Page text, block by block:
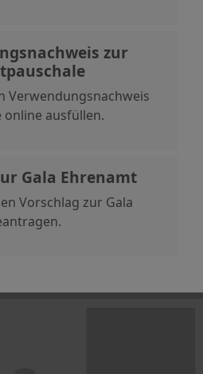
zur
Verwendungsnachweis
ausfüllen.
Gala Ehrenamt
Vorschlag zur Gala